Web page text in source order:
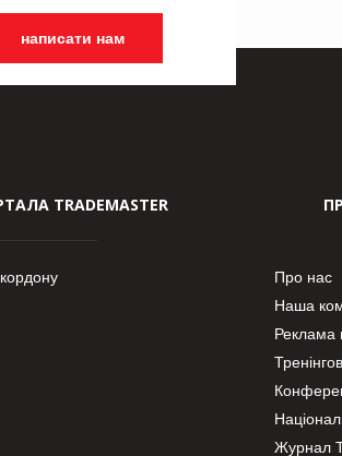
написати нам
TRADEMASTER
Про нас
Наша
Реклама
Журнал